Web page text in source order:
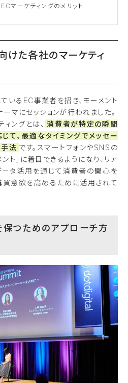
マーケティングのメリット
けた各社のマーケティ
るEC事業者を招き、モーメント
マにセッションが行われました。
ングとは、 消費者が特定の瞬間
て、最適なタイミングでメッセー
法 です。スマートフォンやSNSの
ト」に着目できるようになり、リア
タ活用を通じて消費者の関心を
買意欲を高めるために活用されて
つためのアプローチ方